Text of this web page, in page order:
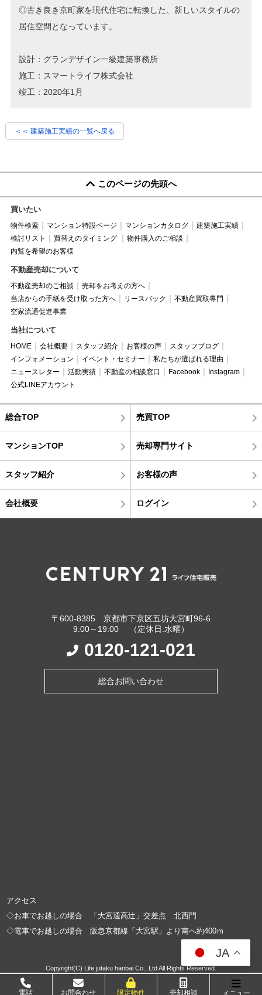
◎古き良き京町家を現代住宅に転換した、新しいスタイルの
居住空間となっています。
設計：グランデザイン一級建築事務所
施工：スマートライフ株式会社
竣工：2020年1月
＜＜ 建築施工実績の一覧へ戻る
このページの先頭へ
買いたい
物件検索 マンション特設ページ マンションカタログ
建築施工実績
検討リスト
買替えのタイミング
物件購入のご相談
内覧を希望のお客様
不動産売却について
不動産売却のご相談
売却をお考えの方へ
当店からの手紙を受け取った方へ
リースバック
不動産買取専門
空家流通促進事業
当社について
HOME 会社概要 スタッフ紹介 お客様の声
スタッフブログ
インフォメーション
イベント・セミナー
私たちが選ばれる理由
ニュースレター
活動実績 不動産の相談窓口 Facebook
Instagram
公式LINEアカウント
総合TOP 売買TOP
マンションTOP 売却専門サイト
スタッフ紹介 お客様の声
会社概要 ログイン
〒600-8385 京都市下京区五坊大宮町96-6
9:00～19:00 （定休日:水曜）
0120-121-021
総合お問い合わせ
アクセス
◇お車でお越しの場合 「大宮通高辻」交差点 北西門
◇電車でお越しの場合 阪急京都線「大宮駅」より南へ約400ｍ
Copyright(C) Life jutaku hanbai Co., Ltd All Rights Reserved.
電話 お問合わせ 限定物件 売却相談 メニュー
JA